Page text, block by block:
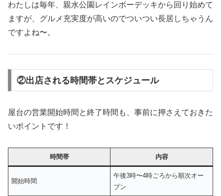
わたしは毎年、親水公園レインボーデッキから回り始めて
ますが、グルメ充実度が高いのでついつい長居しちゃうん
ですよね〜。
②出店される時間帯とスケジュール
屋台の営業開始時間と終了時間も、事前に押さえておきた
いポイントです！
時間帯 内容
開始時間
午後3時〜4時ごろから順次オー
プン